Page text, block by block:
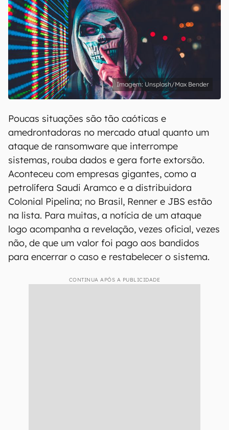
Unsplash/Max Bender
Poucas situações são tão caóticas e
amedrontadoras no mercado atual quanto um
ataque de ransomware que interrompe
sistemas, rouba dados e gera forte extorsão.
Aconteceu com empresas gigantes, como a
petrolífera Saudi Aramco e a distribuidora
Colonial Pipelina; no Brasil, Renner e JBS estão
na lista. Para muitas, a notícia de um ataque
logo acompanha a revelação, vezes oficial, vezes
não, de que um valor foi pago aos bandidos
para encerrar o caso e restabelecer o sistema.
CONTINUA APÓS A PUBLICIDADE